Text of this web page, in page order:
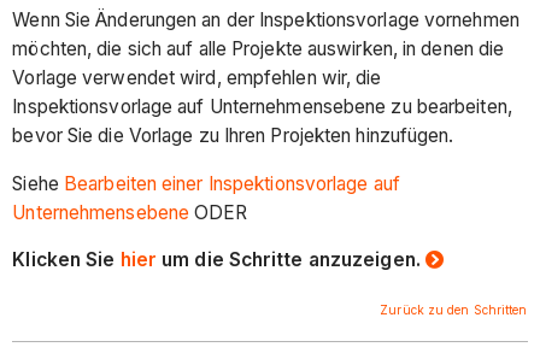
Wenn Sie Änderungen an der Inspektionsvorlage vornehmen
möchten, die sich auf alle Projekte auswirken, in denen die
Vorlage verwendet wird, empfehlen wir, die
Inspektionsvorlage auf Unternehmensebene zu bearbeiten,
bevor Sie die Vorlage zu Ihren Projekten hinzufügen.
Siehe Bearbeiten einer Inspektionsvorlage auf
Unternehmensebene ODER
Klicken Sie hier um die Schritte anzuzeigen.
Zurück zu den Schritten